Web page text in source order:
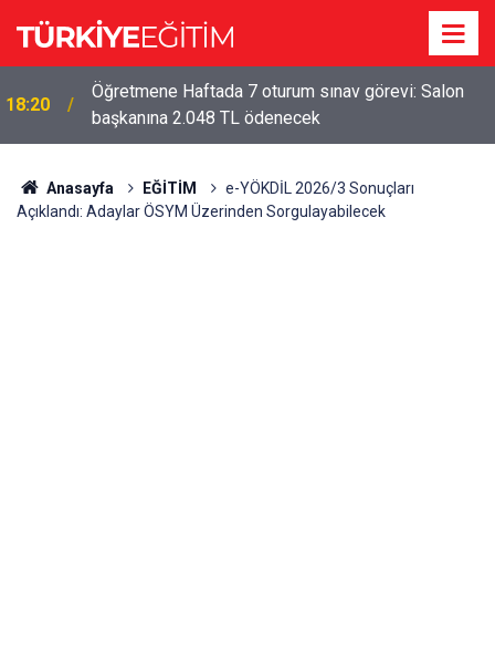
18:20
Öğretmene Haftada 7 oturum sınav görevi: Salon
başkanına 2.048 TL ödenecek
Anasayfa EĞİTİM
e-YÖKDİL 2026/3 Sonuçları
Açıklandı: Adaylar ÖSYM Üzerinden Sorgulayabilecek